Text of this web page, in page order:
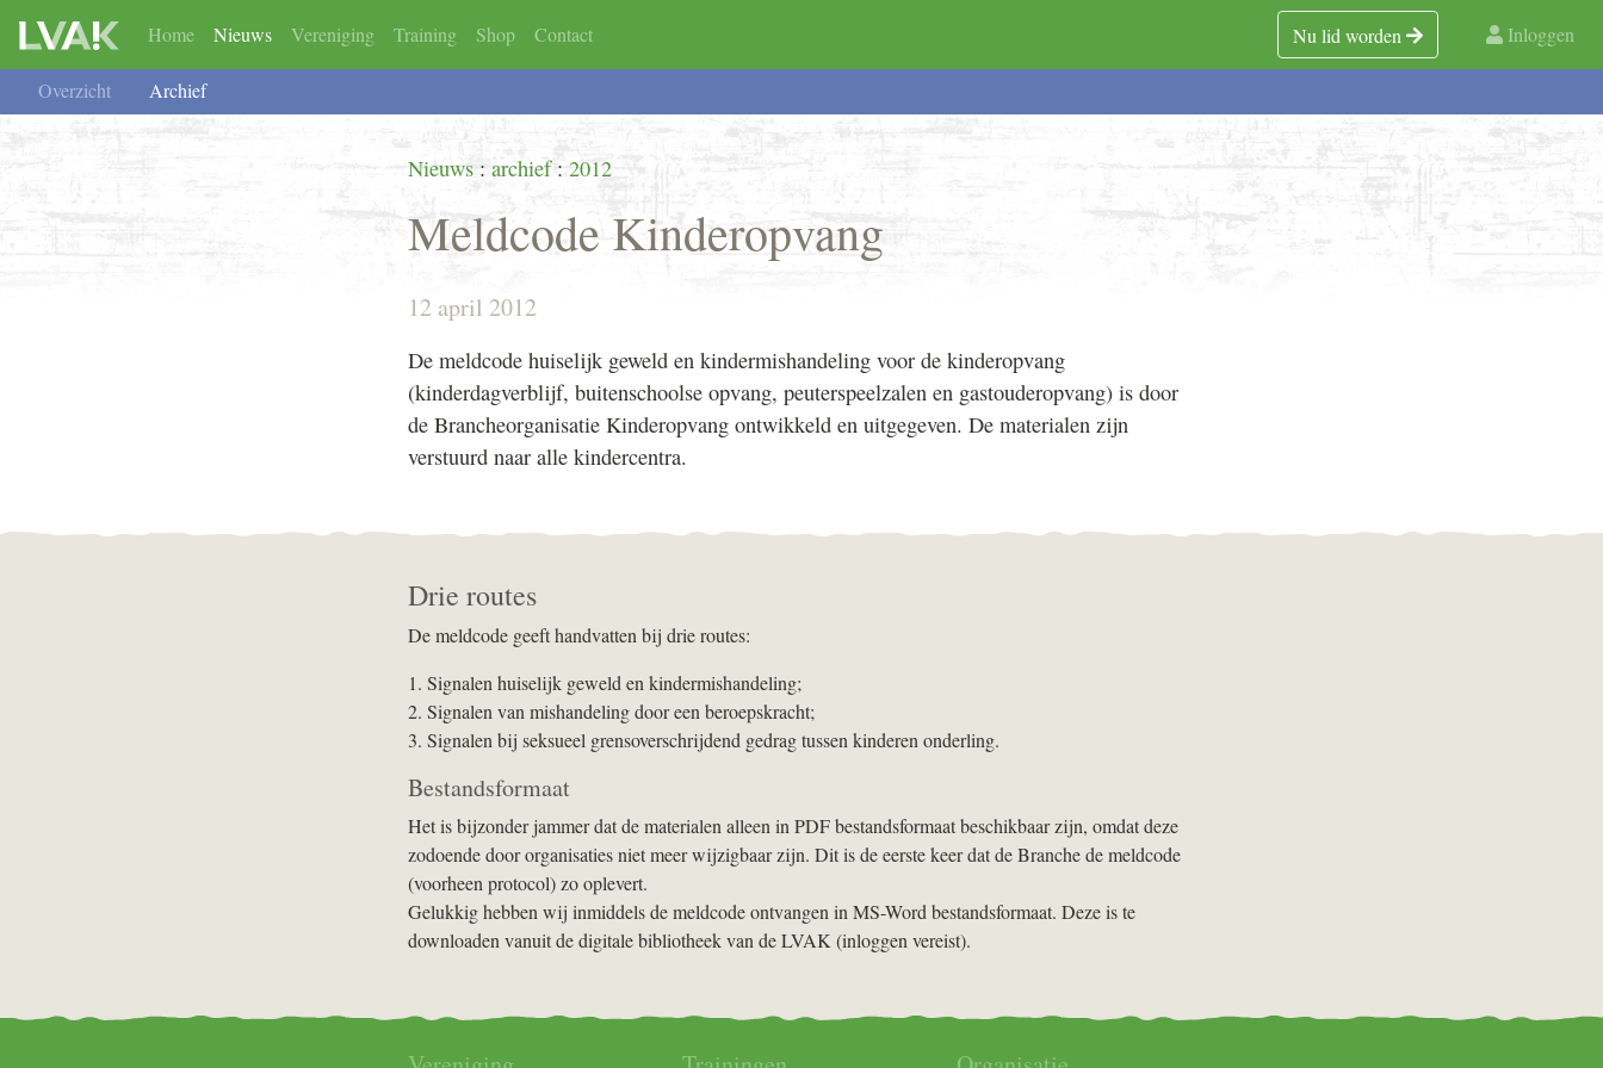
Home Nieuws
Overzicht Archief
Vereniging
Overzicht Lid worden Keurmerk Meldcode Gedragscode
Training
Overzicht TAF-Kindermishandeling TAF-Ouderenmishandeling
Shop Contact Nu lid worden Inloggen
Nieuws : archief: 2012
Meldcode Kinderopvang
12 april 2012
De meldcode huiselijk geweld en kindermishandeling voor de kinderopvang
(kinderdagverblijf, buitenschoolse opvang, peuterspeelzalen en gastouderopvang) is door
de Brancheorganisatie Kinderopvang ontwikkeld en uitgegeven. De materialen zijn
verstuurd naar alle kindercentra.
Drie routes
De meldcode geeft handvatten bij drie routes:
1. Signalen huiselijk geweld en kindermishandeling;
2. Signalen van mishandeling door een beroepskracht;
3. Signalen bij seksueel grensoverschrijdend gedrag tussen kinderen onderling.
Bestandsformaat
Het is bijzonder jammer dat de materialen alleen in PDF bestandsformaat beschikbaar zijn, omdat deze
zodoende door organisaties niet meer wijzigbaar zijn. Dit is de eerste keer dat de Branche de meldcode
(voorheen protocol) zo oplevert.
Gelukkig hebben wij inmiddels de meldcode ontvangen in MS-Word bestandsformaat. Deze is te
downloaden vanuit de digitale bibliotheek van de LVAK (inloggen vereist).